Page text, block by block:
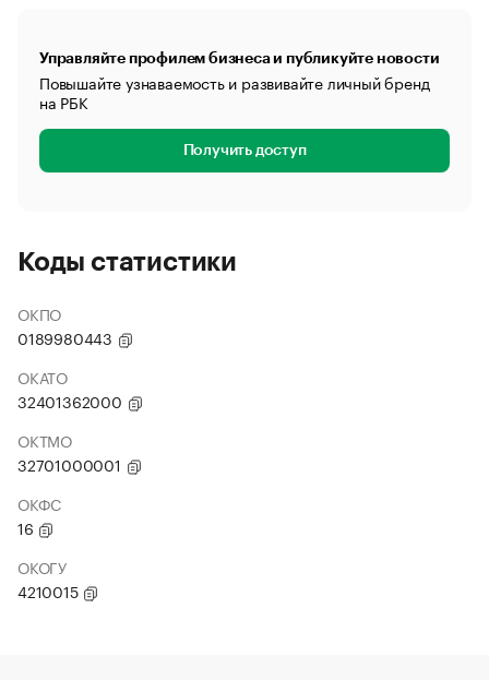
Управляйте профилем бизнеса и публикуйте новости
Повышайте узнаваемость и развивайте личный бренд
на РБК
Получить доступ
Коды статистики
ОКПО
0189980443
ОКАТО
32401362000
ОКТМО
32701000001
ОКФС
16
ОКОГУ
4210015